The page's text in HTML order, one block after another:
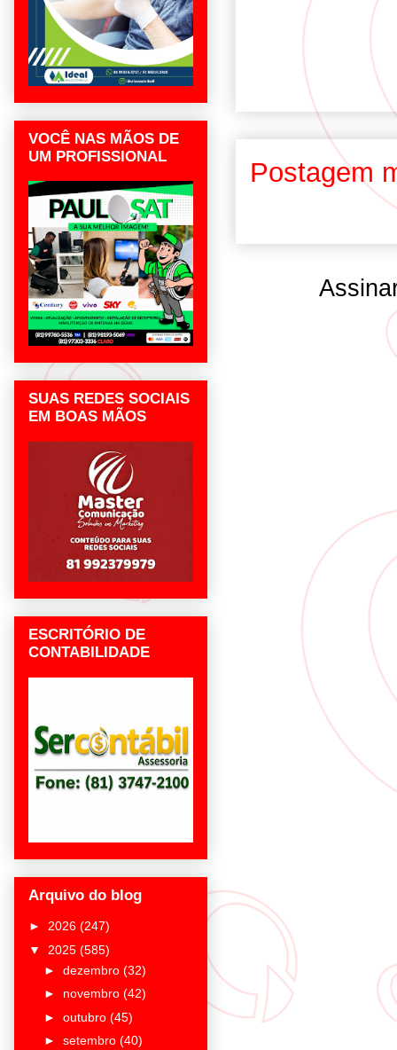
Postagem
VOCÊ NAS MÃOS DE
UM PROFISSIONAL
SUAS REDES SOCIAIS
EM BOAS MÃOS
ESCRITÓRIO DE
CONTABILIDADE
Arquivo do blog
► 2026 (247)
▼ 2025 (585)
► dezembro (32)
► novembro (42)
► outubro (45)
► setembro (40)